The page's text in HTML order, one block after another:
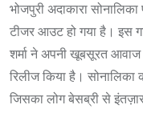
भोजपुरी अदाकारा
टीजर आउट हो गया है। इस
शर्मा ने अपनी खूबसूरत
रिलीज किया है। सोनालिका
जिसका लोग बेसब्री से